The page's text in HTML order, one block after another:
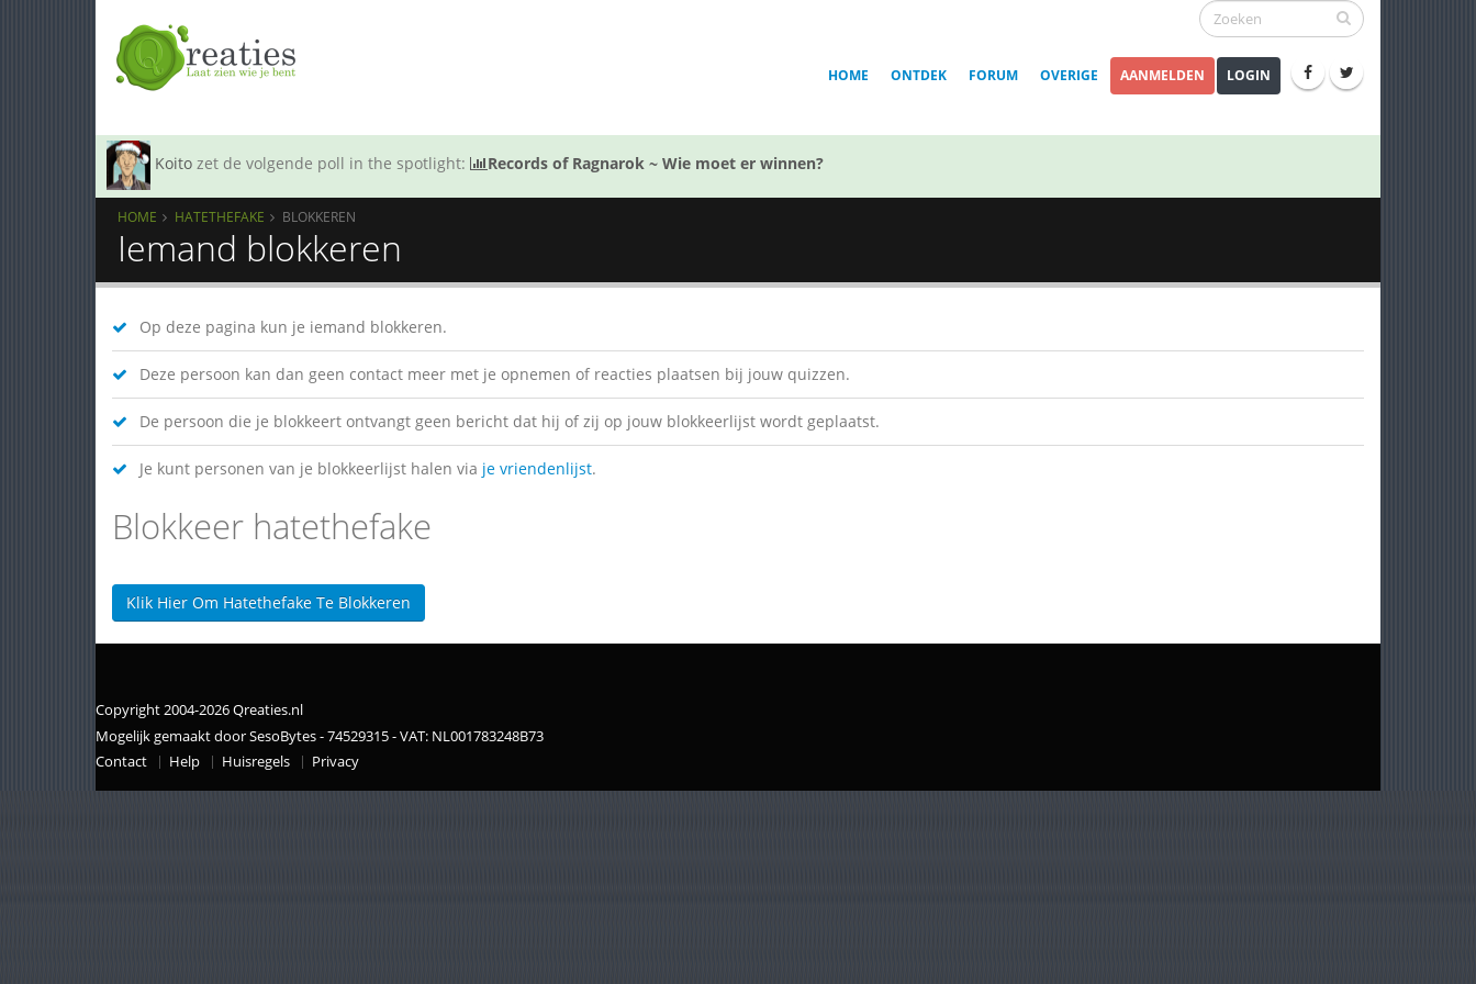
HOME ONTDEK FORUM OVERIGE AANMELDEN LOGIN
Koito zet de volgende poll in the spotlight: Records of Ragnarok ~ Wie moet er winnen?
HOME HATETHEFAKE BLOKKEREN
Iemand blokkeren
Op deze pagina kun je iemand blokkeren.
Deze persoon kan dan geen contact meer met je opnemen of reacties plaatsen bij jouw quizzen.
De persoon die je blokkeert ontvangt geen bericht dat hij of zij op jouw blokkeerlijst wordt geplaatst.
Je kunt personen van je blokkeerlijst halen via je vriendenlijst.
Blokkeer hatethefake
Klik Hier Om Hatethefake Te Blokkeren
Copyright 2004-2026 Qreaties.nl
Mogelijk gemaakt door SesoBytes - 74529315 - VAT: NL001783248B73
Contact
Help Huisregels Privacy